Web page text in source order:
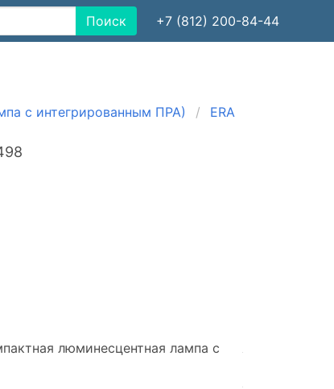
Поиск +7 (812) 200-84-44
с интегрированным ПРА) ERA
люминесцентная лампа с